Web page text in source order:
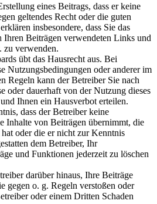
eines Beitrags, dass er keine
geltendes Recht oder die guten
insbesondere, dass Sie das
Ihren Beiträgen verwendeten Links und
zu verwenden.
übt das Hausrecht aus. Bei
Nutzungsbedingungen oder anderer im
Regeln kann der Betreiber Sie nach
oder dauerhaft von der Nutzung dieses
Ihnen ein Hausverbot erteilen.
dass der Betreiber keine
Inhalte von Beiträgen übernimmt, die
oder die er nicht zur Kenntnis
dem Betreiber, Ihr
und Funktionen jederzeit zu löschen
darüber hinaus, Ihre Beiträge
gegen o. g. Regeln verstoßen oder
oder einem Dritten Schaden